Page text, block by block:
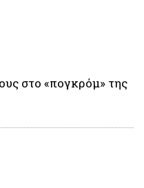
στο «πογκρόμ» της